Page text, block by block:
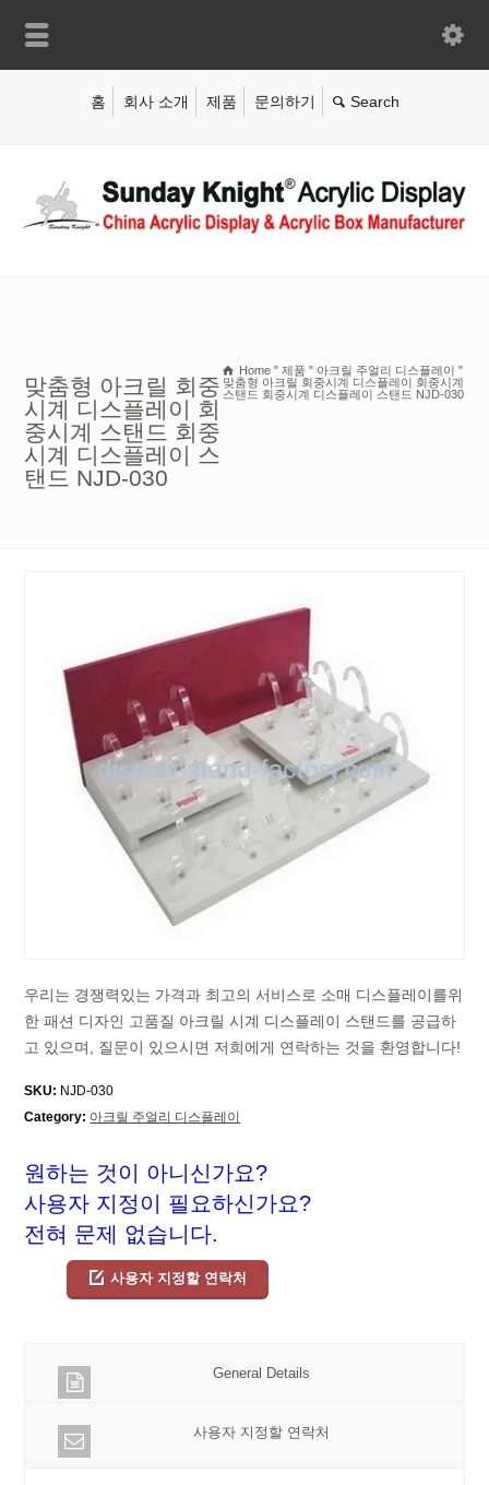
홈 회사 소개 제품 문의하기
맞춤형 아크릴 회중
시계 디스플레이 회
중시계 스탠드 회중
시계 디스플레이 스
탠드 NJD-030
Home " 제품 " 아크릴 주얼리 디스플레이 "
맞춤형 아크릴 회중시계 디스플레이 회중시계
스탠드 회중시계 디스플레이 스탠드 NJD-030
우리는 경쟁력있는 가격과 최고의 서비스로 소매 디스플레이를위
한 패션 디자인 고품질 아크릴 시계 디스플레이 스탠드를 공급하
고 있으며, 질문이 있으시면 저희에게 연락하는 것을 환영합니다!
SKU: NJD-030
Category: 아크릴 주얼리 디스플레이
원하는 것이 아니신가요?
사용자 지정이 필요하신가요?
전혀 문제 없습니다.
사용자 지정할 연락처
General Details
사용자 지정할 연락처